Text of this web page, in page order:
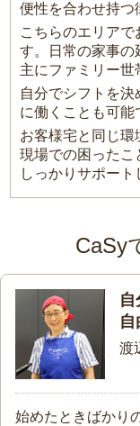
便性を合わせ持つ
こちらのエリアで
す。日常の家事の
主にファミリー世
自分でシフトを
に働くことも可能
お客様宅と同じ
現場での困ったこ
しっかりサポート
CaSy
自
自
渡
始めたときばかり